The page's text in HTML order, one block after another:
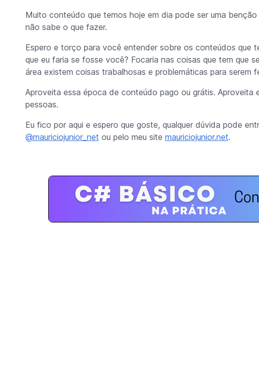
Muito conteúdo que temos hoje em dia pode ser uma
não sabe o que fazer.
Espero e torço para você entender sobre os conteúdos que
que eu faria se fosse você? Focaria nas coisas que tem que
área existem coisas trabalhosas e problemáticas para serem
Aproveita essa época de conteúdo pago ou grátis. Aproveita
pessoas.
Eu fico por aqui e espero que goste, qualquer dúvida pode
@mauriciojunior_net ou pelo meu site mauriciojunior.net.